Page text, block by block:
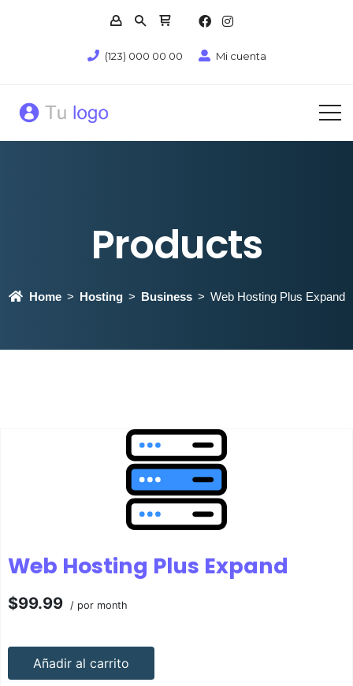
(123) 000 00 00 Mi cuenta
Products
Home Hosting Business Web Hosting Plus Expand
Web Hosting Plus Expand
$99.99 / por month
Añadir al carrito